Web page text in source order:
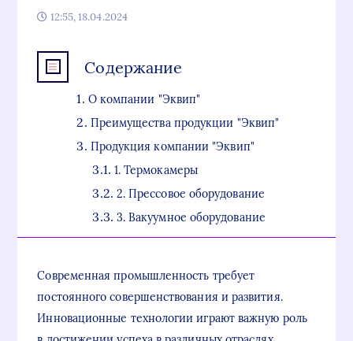
12:55, 18.04.2024
Содержание
О компании "Эквип"
Преимущества продукции "Эквип"
Продукция компании "Эквип"
1. Термокамеры
2. Прессовое оборудование
3. Вакуумное оборудование
Современная промышленность требует
постоянного совершенствования и развития.
Инновационные технологии играют важную роль